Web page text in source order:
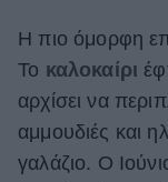
Green
Αφιερώματα
ΒΟΞ
Η πιο όμορφη
Το καλοκαίρι
αρχίσει να
αμμουδιές και
γαλάζιο. Ο